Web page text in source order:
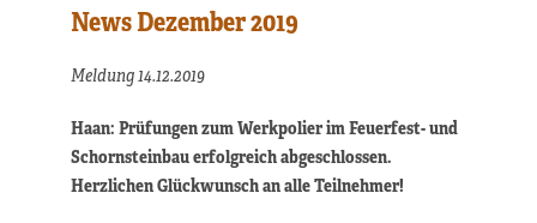
News Dezember 2019
Meldung 14.12.2019
Haan: Prüfungen zum Werkpolier im Feuerfest- und
Schornsteinbau erfolgreich abgeschlossen.
Herzlichen Glückwunsch an alle Teilnehmer!